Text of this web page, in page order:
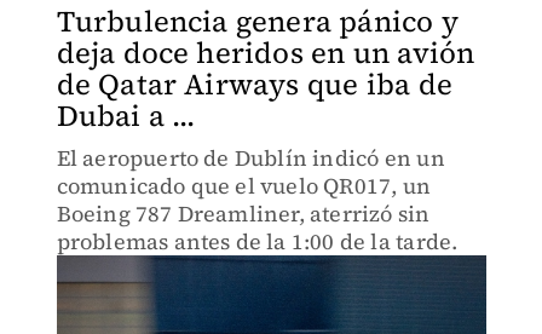
Turbulencia genera pánico y
deja doce heridos en un avión
de Qatar Airways que iba de
Dubai a ...
El aeropuerto de Dublín indicó en un
comunicado que el vuelo QR017, un
Boeing 787 Dreamliner, aterrizó sin
problemas antes de la 1:00 de la tarde.